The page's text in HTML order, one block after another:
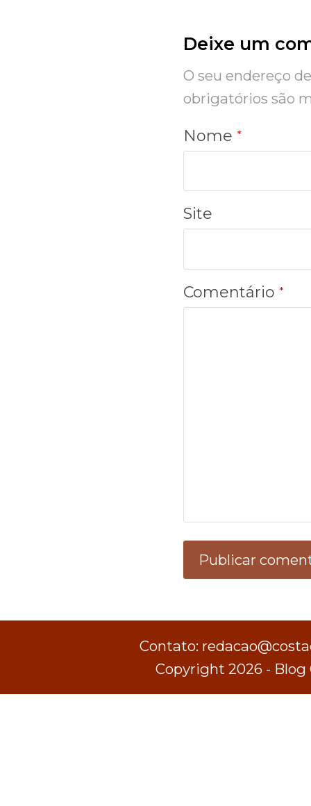
Deixe um
O seu endereço
obrigatórios são
Nome *
Site
Comentário *
Contato:
Copyright 2026 - Blog